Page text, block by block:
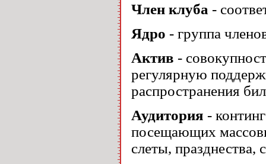
Член клуба -
Ядро - группа
Актив -
регулярную
распространения
Аудитория -
посещающих
слеты, празднества,